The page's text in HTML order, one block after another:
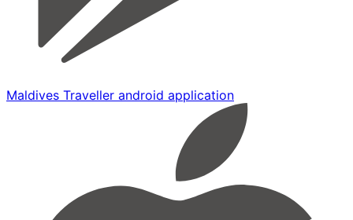
Maldives Traveller android application